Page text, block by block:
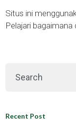
Situs ini
Pelajari
Recent Post